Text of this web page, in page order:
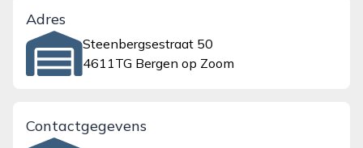
Adres
Steenbergsestraat 50
4611TG Bergen op Zoom
Contactgegevens